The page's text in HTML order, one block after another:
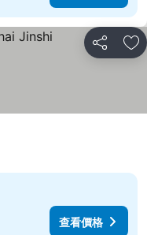
分享 放
查看價格